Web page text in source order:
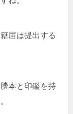
届は提出する
本と印鑑を持